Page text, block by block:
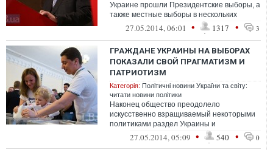
Украине прошли Президентские выборы, а
также местные выборы в нескольких
областях нашей необъятной Родины. Он...
27.05.2014, 06:01 • 1317 • 3
ГРАЖДАНЕ УКРАИНЫ НА ВЫБОРАХ
ПОКАЗАЛИ СВОЙ ПРАГМАТИЗМ И
ПАТРИОТИЗМ
Категорія: Політичні новини України та світу:
читати новини політики
Наконец общество преодолело
искусственно взращиваемый некоторыми
политиками раздел Украины и
консолидировалось вокруг национальной
идеи и любви к Роди...
27.05.2014, 05:09 • 540 • 0